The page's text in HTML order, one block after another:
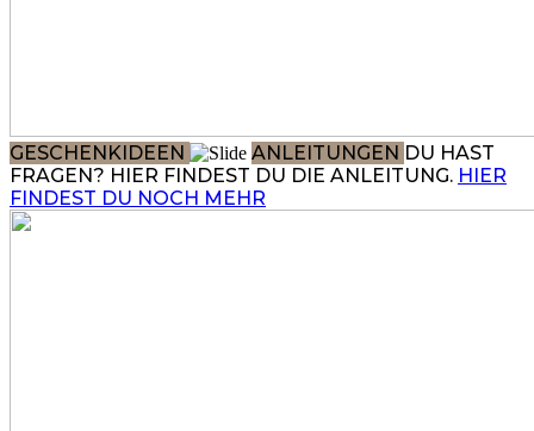
GESCHENKIDEEN ANLEITUNGEN DU HAST
FRAGEN? HIER FINDEST DU DIE ANLEITUNG. HIER
FINDEST DU NOCH MEHR